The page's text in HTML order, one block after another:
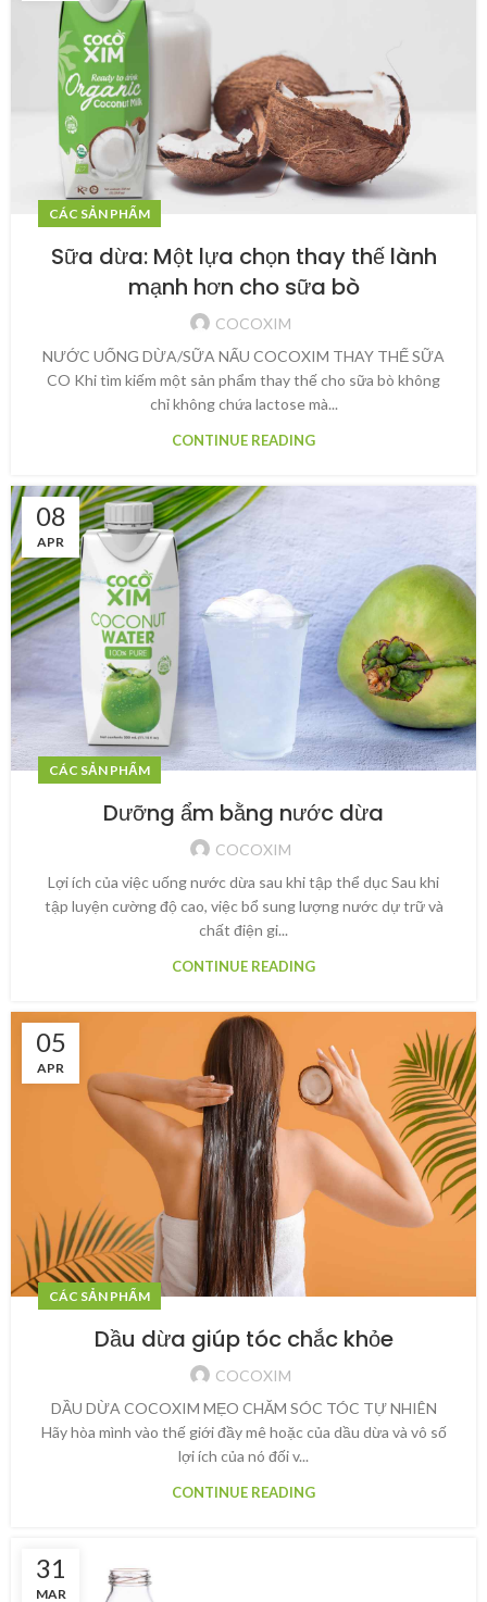
CÁC SẢN PHẨM
Sữa dừa: Một lựa chọn thay thế lành
mạnh hơn cho sữa bò
COCOXIM
NƯỚC UỐNG DỪA/SỮA NẤU COCOXIM THAY THẾ SỮA
CO Khi tìm kiếm một sản phẩm thay thế cho sữa bò không
chỉ không chứa lactose mà...
CONTINUE READING
08
APR
CÁC SẢN PHẨM
Dưỡng ẩm bằng nước dừa
COCOXIM
Lợi ích của việc uống nước dừa sau khi tập thể dục Sau khi
tập luyện cường độ cao, việc bổ sung lượng nước dự trữ và
chất điện gi...
CONTINUE READING
05
APR
CÁC SẢN PHẨM
Dầu dừa giúp tóc chắc khỏe
COCOXIM
DẦU DỪA COCOXIM MẸO CHĂM SÓC TÓC TỰ NHIÊN
Hãy hòa mình vào thế giới đầy mê hoặc của dầu dừa và vô số
lợi ích của nó đối v...
CONTINUE READING
31
MAR